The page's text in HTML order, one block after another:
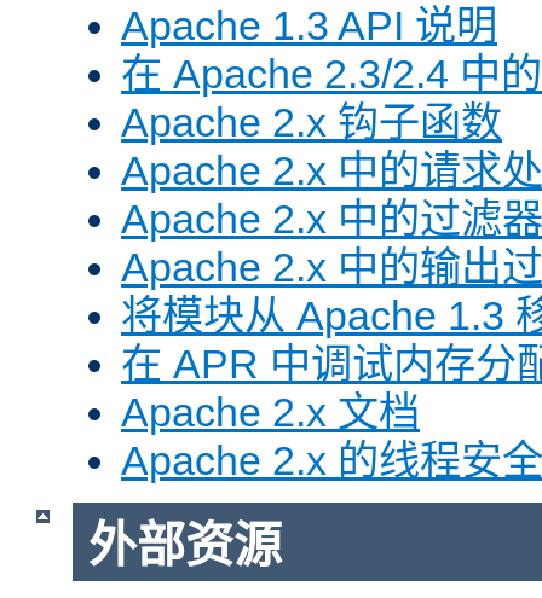
Apache 1.3 API 说明
在 Apache 2.3/2.4 中
Apache 2.x 钩子函数
Apache 2.x 中的请求
Apache 2.x 中的过滤器
Apache 2.x 中的输出
将模块从 Apache 1.3
在 APR 中调试内存分
Apache 2.x 文档
Apache 2.x 的线程安
外部资源